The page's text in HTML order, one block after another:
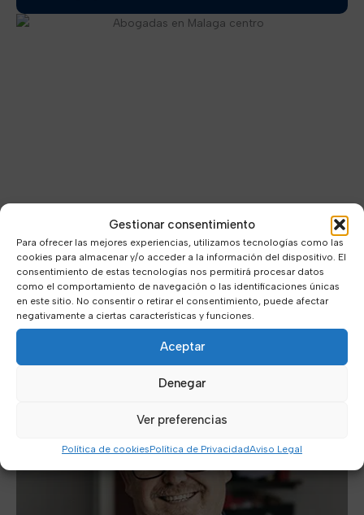
Gestionar consentimiento
Para ofrecer las mejores experiencias, utilizamos tecnologías como las
cookies para almacenar y/o acceder a la información del dispositivo. El
consentimiento de estas tecnologías nos permitirá procesar datos
como el comportamiento de navegación o las identificaciones únicas
en este sitio. No consentir o retirar el consentimiento, puede afectar
negativamente a ciertas características y funciones.
Aceptar
Denegar
Ver preferencias
Política de cookiesPolítica de PrivacidadAviso Legal